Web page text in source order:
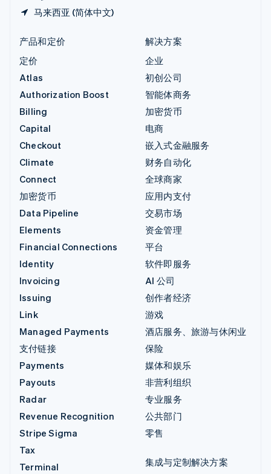
马来西亚 (简体中文)
产品和定价
定价
Atlas
Authorization Boost
Billing
Capital
Checkout
Climate
Connect
加密货币
Data Pipeline
Elements
Financial Connections
Identity
Invoicing
Issuing
Link
Managed Payments
支付链接
Payments
Payouts
Radar
Revenue Recognition
Stripe Sigma
Tax
Terminal
解决方案
企业
初创公司
智能体商务
加密货币
电商
嵌入式金融服务
财务自动化
全球商家
应用内支付
交易市场
资金管理
平台
软件即服务
AI 公司
创作者经济
游戏
酒店服务、旅游与休闲业
保险
媒体和娱乐
非营利组织
专业服务
公共部门
零售
集成与定制解决方案